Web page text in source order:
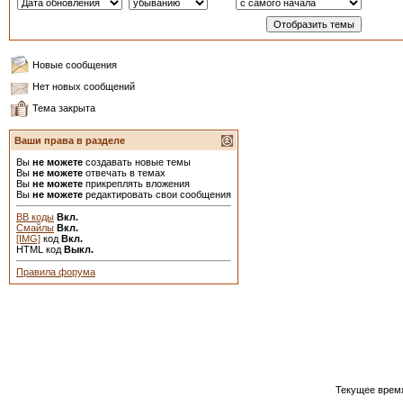
Новые сообщения
Нет новых сообщений
Тема закрыта
Ваши права в разделе
Вы не можете создавать новые темы
Вы не можете отвечать в темах
Вы не можете прикреплять вложения
Вы не можете редактировать свои сообщения
BB коды Вкл.
Смайлы Вкл.
[IMG] код Вкл.
HTML код Выкл.
Правила форума
Текущее